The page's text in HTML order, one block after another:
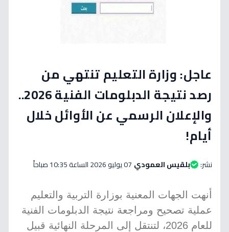
عاجل: وزارة التعليم تنتهي من
رصد نتيجة الدبلومات الفنية 2026..
والإعلان الرسمي عن الأوائل خلال
أيام!
نشر: بلقيس العمودي 07 يوليو 2026 الساعة 10:35 صباحاً
أنهت الجهات المعنية بوزارة التربية والتعليم
عملية تصحيح ومراجعة نتيجة الدبلومات الفنية
للعام 2026، لتنتقل إلى المرحلة النهائية قبيل